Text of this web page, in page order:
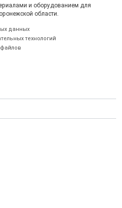
и оборудованием для
области.
данных
технологий